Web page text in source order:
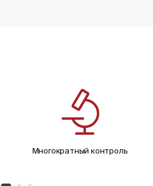
Многократный контроль